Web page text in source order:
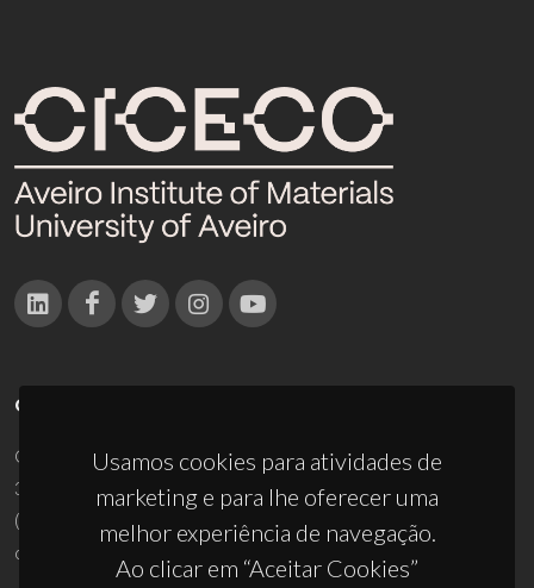
Usamos cookies para atividades de
marketing e para lhe oferecer uma
melhor experiência de navegação.
Ao clicar em “Aceitar Cookies”
CONTACTOS
Campus Universitário de Santiago
3810-193 Aveiro - Portugal
(+351) 234 370 200
ciceco@ua.pt